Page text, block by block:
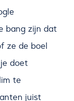
bang zijn dat
ze de boel
doet
te
juist